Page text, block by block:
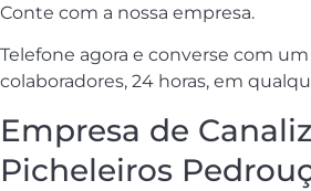
Conte com a nossa empresa.
Telefone agora e converse com
colaboradores, 24 horas, em
Empresa de
Picheleiros